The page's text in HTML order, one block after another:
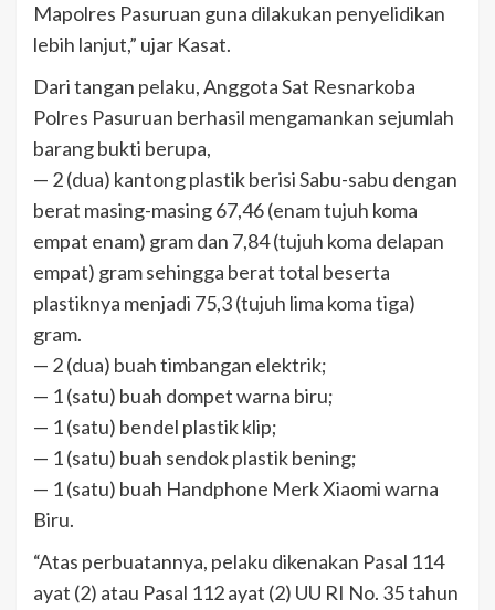
Mapolres Pasuruan guna dilakukan penyelidikan
lebih lanjut,” ujar Kasat.
Dari tangan pelaku, Anggota Sat Resnarkoba
Polres Pasuruan berhasil mengamankan sejumlah
barang bukti berupa,
— 2 (dua) kantong plastik berisi Sabu-sabu dengan
berat masing-masing 67,46 (enam tujuh koma
empat enam) gram dan 7,84 (tujuh koma delapan
empat) gram sehingga berat total beserta
plastiknya menjadi 75,3 (tujuh lima koma tiga)
gram.
— 2 (dua) buah timbangan elektrik;
— 1 (satu) buah dompet warna biru;
— 1 (satu) bendel plastik klip;
— 1 (satu) buah sendok plastik bening;
— 1 (satu) buah Handphone Merk Xiaomi warna
Biru.
“Atas perbuatannya, pelaku dikenakan Pasal 114
ayat (2) atau Pasal 112 ayat (2) UU RI No. 35 tahun